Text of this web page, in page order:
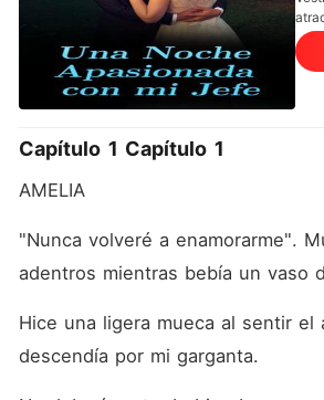
Capítulo 1 Capítulo 1
AMELIA
"Nunca volveré a enamorarme".
adentros mientras bebía un vaso
Hice una ligera mueca al sentir el
descendía por mi garganta.